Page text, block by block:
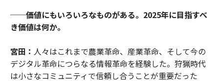
──価値にもいろいろなものがある。2025年に目指すべ
き価値は何か。
宮田： 人々はこれまで農業革命、産業革命、そして今の
デジタル革命につらなる情報革命を経験した。狩猟時代
は小さなコミュニティで信頼し合うことが重要だった